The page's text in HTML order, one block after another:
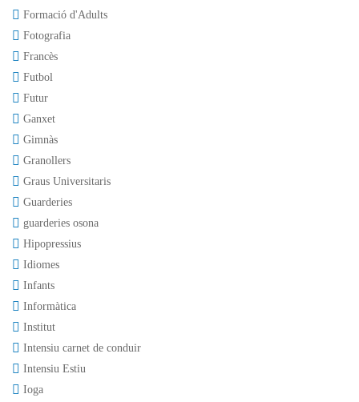
Formació d'Adults
Fotografia
Francès
Futbol
Futur
Ganxet
Gimnàs
Granollers
Graus Universitaris
Guarderies
guarderies osona
Hipopressius
Idiomes
Infants
Informàtica
Institut
Intensiu carnet de conduir
Intensiu Estiu
Ioga